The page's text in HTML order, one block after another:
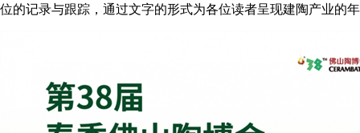
位的记录与跟踪，通过文字的形式为各位读者呈现建陶产业的